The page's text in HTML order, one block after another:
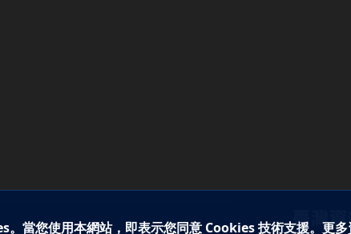
當您使用本網站，即表示您同意 Cookies 技術支援。更